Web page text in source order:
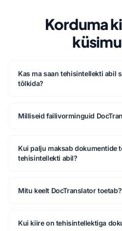
Korduma
Kas ma saan tehisintellekti abil
tõlkida?
Milliseid failivorminguid
Kui palju maksab dokumentide
tehisintellekti abil?
Mitu keelt DocTranslator toetab?
Kui kiire on tehisintellektiga